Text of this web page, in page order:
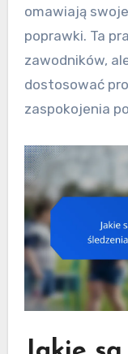
omawiają
poprawki. Ta
zawodników,
dostosować
zaspokojenia